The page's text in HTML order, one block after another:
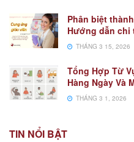
Phân biệt
Hướng dẫn chi
THÁNG 3 15, 2026
Tổng Hợp Từ
Hàng Ngày Và
THÁNG 3 1, 2026
TIN NỔI BẬT